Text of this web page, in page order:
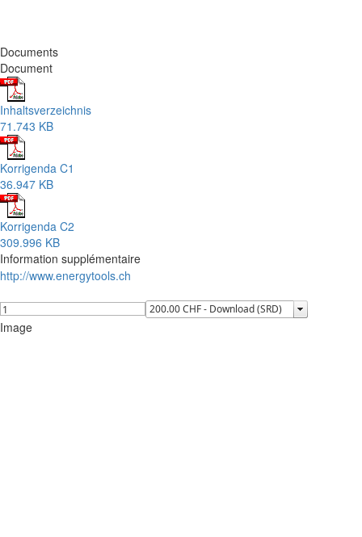
Documents
Document
Inhaltsverzeichnis
71.743 KB
Korrigenda C1
36.947 KB
Korrigenda C2
309.996 KB
Information supplémentaire
http://www.energytools.ch
Image